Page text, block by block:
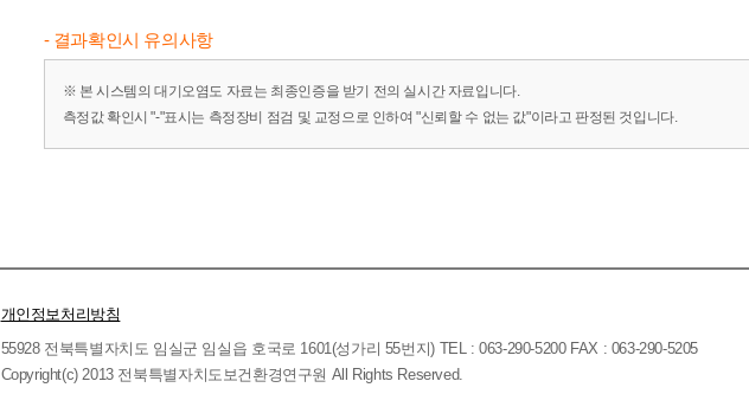
07일 09시
2026년 08월
07일 08시
2026년 08월
07일 07시
07일 04시
2026년 08월
07일 03시
18 16 14 12 0.0262
- 결과확인시 유의사항
※ 본 시스템의 대기오염도 자료는 최종인증을 받기 전의 실시간 자료입니다.
측정값 확인시 "-"표시는 측정장비 점검 및 교정으로 인하여 "신뢰할 수 없는 값"이라고 판정된 것입니다.
개인정보처리방침
55928 전북특별자치도 임실군 임실읍 호국로 1601(성가리 55번지) TEL : 063-290-5200 FAX : 063-290-5205
Copyright(c) 2013 전북특별자치도보건환경연구원 All Rights Reserved.